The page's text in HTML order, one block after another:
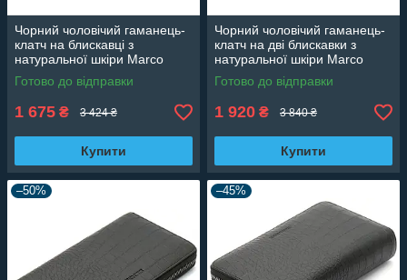
Чорний чоловічий гаманець-
клатч на блискавці з
натуральної шкіри Marco
Coverna MC-802-1
Готово до відправки
1 675 ₴ 3 424 ₴
Купити
Чорний чоловічий гаманець-
клатч на дві блискавки з
натуральної шкіри Marco
Coverna MC-801
Готово до відправки
1 920 ₴ 3 840 ₴
Купити
–50% –45%